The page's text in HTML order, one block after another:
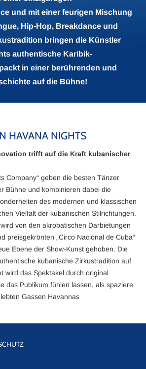
und mit einer feurigen Mischung
Hip-Hop, Breakdance und
bringen die Künstler
authentische Karibik-
in einer berührenden und
auf die Bühne!
HAVANA NIGHTS
trifft auf die Kraft kubanischer
Company“ geben die besten Tänzer
Bühne und kombinieren dabei die
des modernen und klassischen
Vielfalt der kubanischen Stilrichtungen.
von den akrobatischen Darbietungen
preisgekrönten „Circo Nacional de Cuba“
Ebene der Show-Kunst gehoben. Die
kubanische Zirkustradition auf
wird das Spektakel durch original
das Publikum fühlen lassen, als spaziere
Gassen Havannas